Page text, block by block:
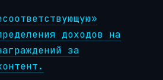
доходов на
за